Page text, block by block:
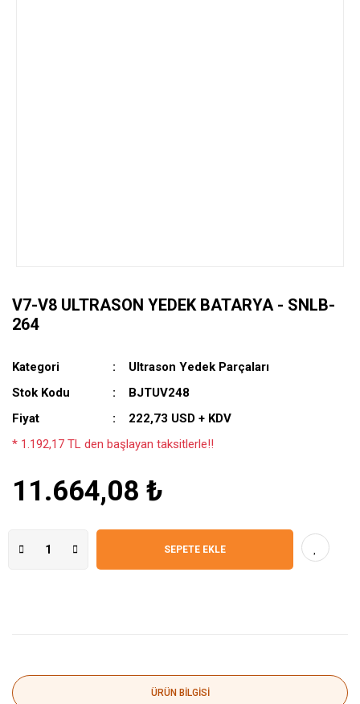
V7-V8 ULTRASON YEDEK BATARYA - SNLB-
264
Kategori
Ultrason Yedek Parçaları
Stok Kodu
BJTUV248
Fiyat
222,73 USD + KDV
* 1.192,17 TL den başlayan taksitlerle!!
11.664,08 ₺
SEPETE EKLE
ÜRÜN BILGISI